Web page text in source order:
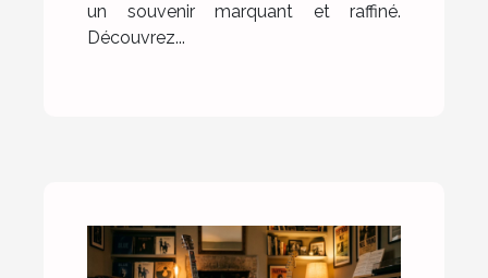
un souvenir marquant et raffiné.
Découvrez...